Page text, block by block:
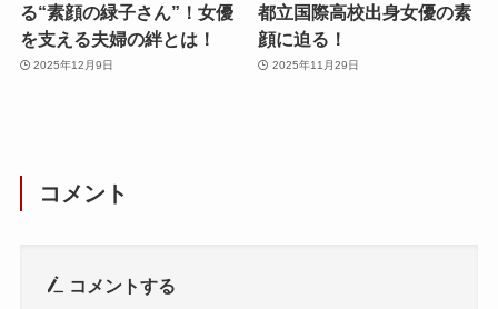
る“素顔の緑子さん”！女優
を支える夫婦の絆とは！
2025年12月9日
都立国際高校出身女優の素
顔に迫る！
2025年11月29日
コメント
コメントする